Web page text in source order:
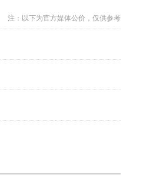
注：以下为官方媒体公价，仅供参考